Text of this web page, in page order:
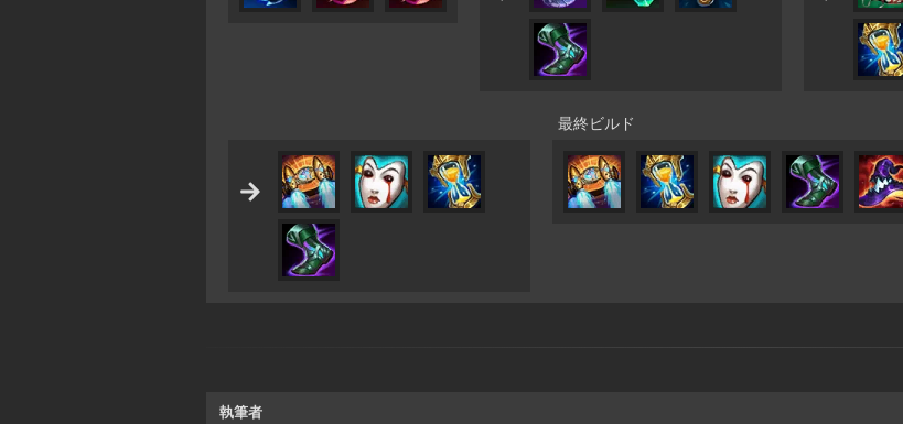
最終ビルド
執筆者